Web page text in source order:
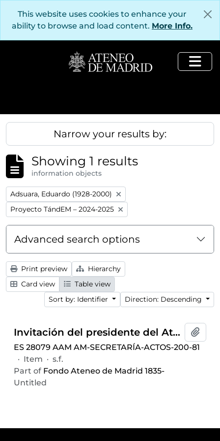
This website uses cookies to enhance your
ability to browse and load content. More Info.
Narrow your results by:
Showing 1 results
information objects
Remove filter:
Adsuara, Eduardo (1928-2000)
Remove filter:
Proyecto TándEM – 2024-2025
Advanced search options
Print preview
Hierarchy
Card view
Table view
Sort by: Identifier
Direction: Descending
Invitación del presidente del Ateneo de Madrid para la conferencia "Alexis Carrel, ese desconocido" ofrecida por Eduardo Adsuara, celebrada el 18 de junio de 1954
ES 28079 AAM AM-SECRETARÍA-ACTOS-200-81
· Item · s.f.
Part of Fondo Ateneo de Madrid 1835-
Untitled